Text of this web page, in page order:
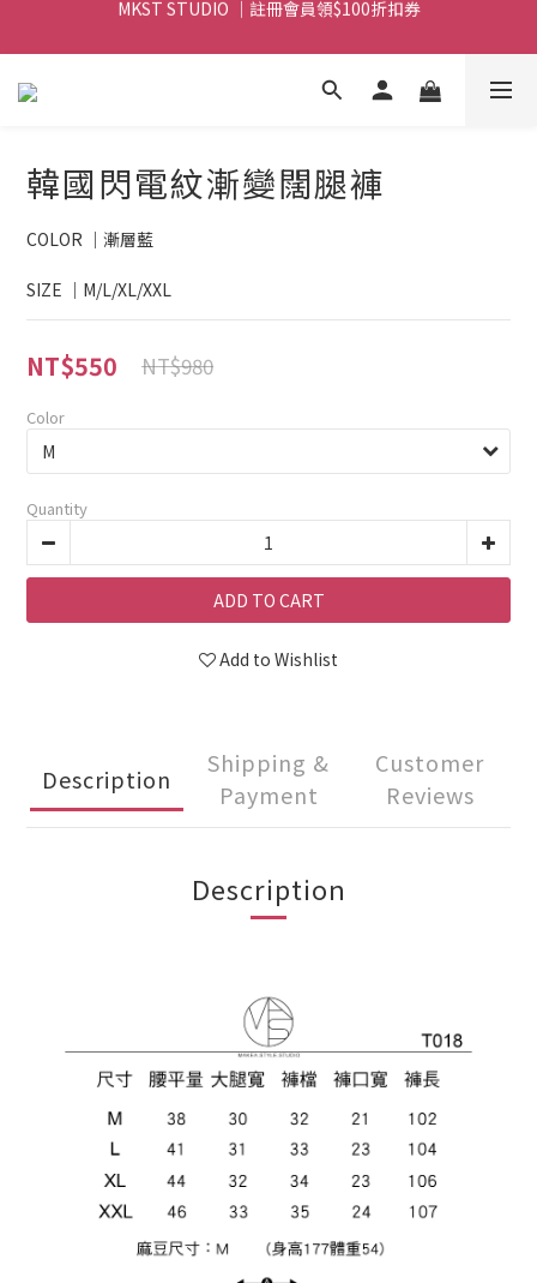
MKST STUDIO ｜ 全店滿$999元 免運
韓國閃電紋漸變闊腿褲
COLOR ｜漸層藍
SIZE ｜M/L/XL/XXL
NT$550 NT$980
Color
Quantity
ADD TO CART
Add to Wishlist
Description
Shipping &
Payment
Customer
Reviews
Description